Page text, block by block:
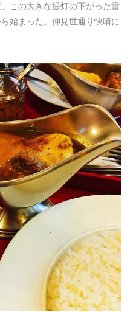
この大きな提灯の下がった雷
始まった。仲見世通り快晴に